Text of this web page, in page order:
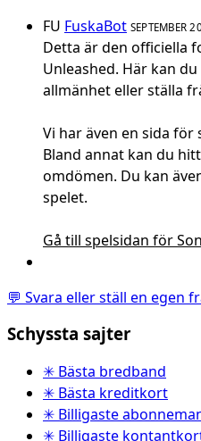
FU FuskaBot SEPTEMBER
Detta är den officiella
Unleashed. Här kan
allmänhet eller ställa
Vi har även en sida
Bland annat kan du
omdömen. Du kan
spelet.
Gå till spelsidan för
💬 Svara eller ställ en egen
Schyssta sajter
✳ Bästa bredband
✳ Bästa kreditkort
✳ Billigaste
✳ Billigaste